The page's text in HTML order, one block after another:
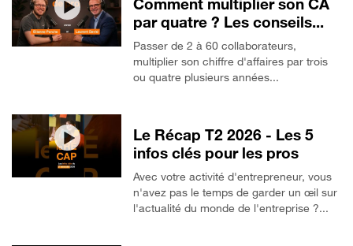
Comment multiplier son CA
par quatre ? Les conseils...
Passer de 2 à 60 collaborateurs,
multiplier son chiffre d'affaires par trois
ou quatre plusieurs années...
Le Récap T2 2026 - Les 5
infos clés pour les pros
Avec votre activité d'entrepreneur, vous
n'avez pas le temps de garder un œil sur
l'actualité du monde de l'entreprise ?...